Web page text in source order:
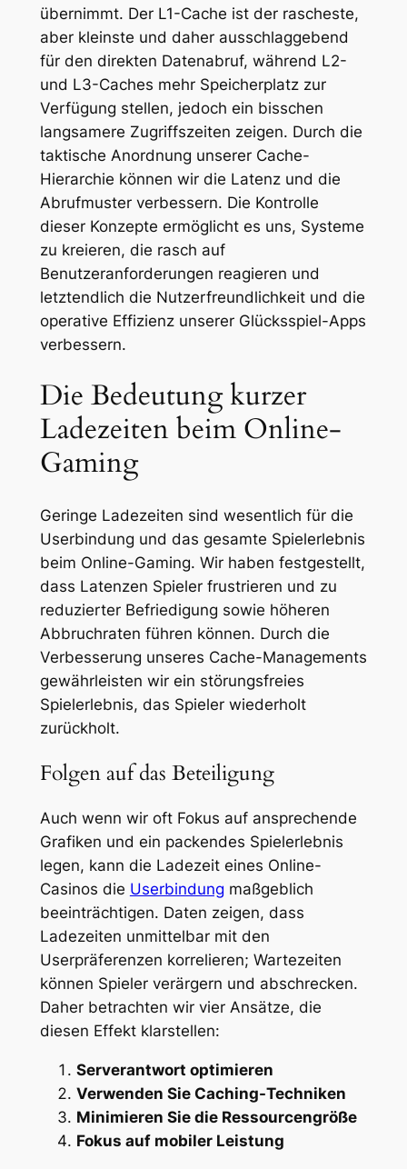
übernimmt. Der L1-Cache ist der rascheste,
aber kleinste und daher ausschlaggebend
für den direkten Datenabruf, während L2-
und L3-Caches mehr Speicherplatz zur
Verfügung stellen, jedoch ein bisschen
langsamere Zugriffszeiten zeigen. Durch die
taktische Anordnung unserer Cache-
Hierarchie können wir die Latenz und die
Abrufmuster verbessern. Die Kontrolle
dieser Konzepte ermöglicht es uns, Systeme
zu kreieren, die rasch auf
Benutzeranforderungen reagieren und
letztendlich die Nutzerfreundlichkeit und die
operative Effizienz unserer Glücksspiel-Apps
verbessern.
Die Bedeutung kurzer
Ladezeiten beim Online-
Gaming
Geringe Ladezeiten sind wesentlich für die
Userbindung und das gesamte Spielerlebnis
beim Online-Gaming. Wir haben festgestellt,
dass Latenzen Spieler frustrieren und zu
reduzierter Befriedigung sowie höheren
Abbruchraten führen können. Durch die
Verbesserung unseres Cache-Managements
gewährleisten wir ein störungsfreies
Spielerlebnis, das Spieler wiederholt
zurückholt.
Folgen auf das Beteiligung
Auch wenn wir oft Fokus auf ansprechende
Grafiken und ein packendes Spielerlebnis
legen, kann die Ladezeit eines Online-
Casinos die Userbindung maßgeblich
beeinträchtigen. Daten zeigen, dass
Ladezeiten unmittelbar mit den
Userpräferenzen korrelieren; Wartezeiten
können Spieler verärgern und abschrecken.
Daher betrachten wir vier Ansätze, die
diesen Effekt klarstellen:
Serverantwort optimieren
Verwenden Sie Caching-Techniken
Minimieren Sie die Ressourcengröße
Fokus auf mobiler Leistung